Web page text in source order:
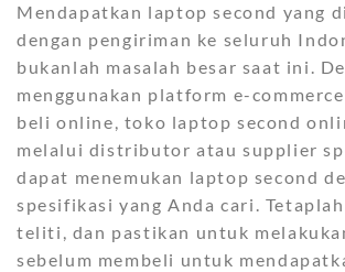
Mendapatkan laptop second yang
dengan pengiriman ke seluruh
bukanlah masalah besar saat ini.
menggunakan platform e-
beli online, toko laptop second
melalui distributor atau supplier
dapat menemukan laptop second
spesifikasi yang Anda cari.
teliti, dan pastikan untuk
sebelum membeli untuk